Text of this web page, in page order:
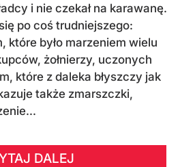
i nie czekał na karawanę.
po coś trudniejszego:
które było marzeniem wielu
żołnierzy, uczonych
które z daleka błyszczy jak
także zmarszczki,
DALEJ